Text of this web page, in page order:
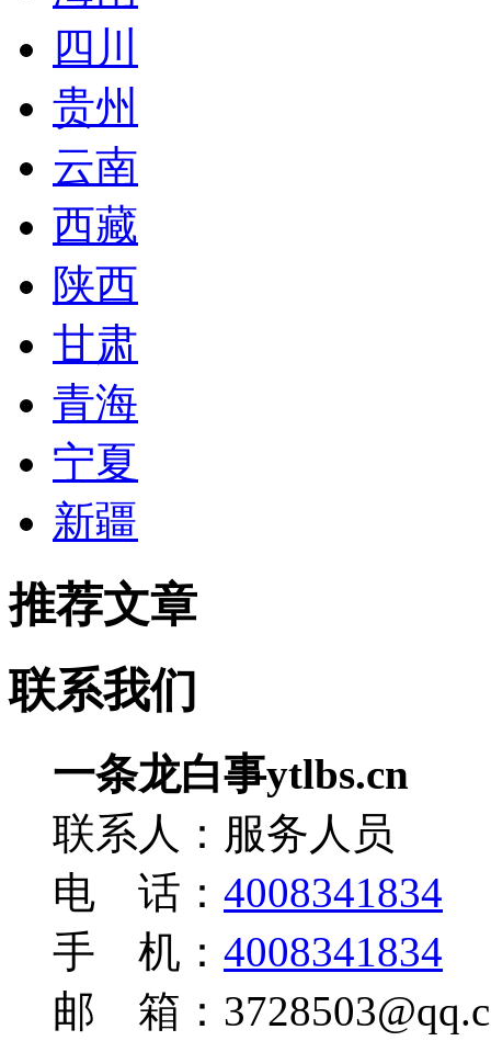
四川
贵州
云南
西藏
陕西
甘肃
青海
宁夏
新疆
推荐文章
联系我们
一条龙白事ytlbs.cn
联系人：服务人员
电 话： 4008341834
手 机： 4008341834
邮 箱：